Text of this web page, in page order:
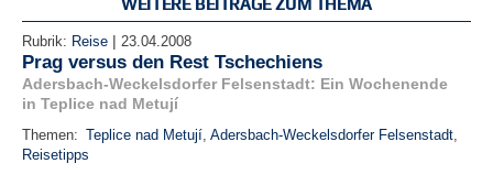
WEITERE BEITRÄGE ZUM THEMA
Rubrik: Reise | 23.04.2008
Prag versus den Rest Tschechiens
Adersbach-Weckelsdorfer Felsenstadt: Ein Wochenende
in Teplice nad Metují
Themen: Teplice nad Metují, Adersbach-Weckelsdorfer Felsenstadt,
Reisetipps